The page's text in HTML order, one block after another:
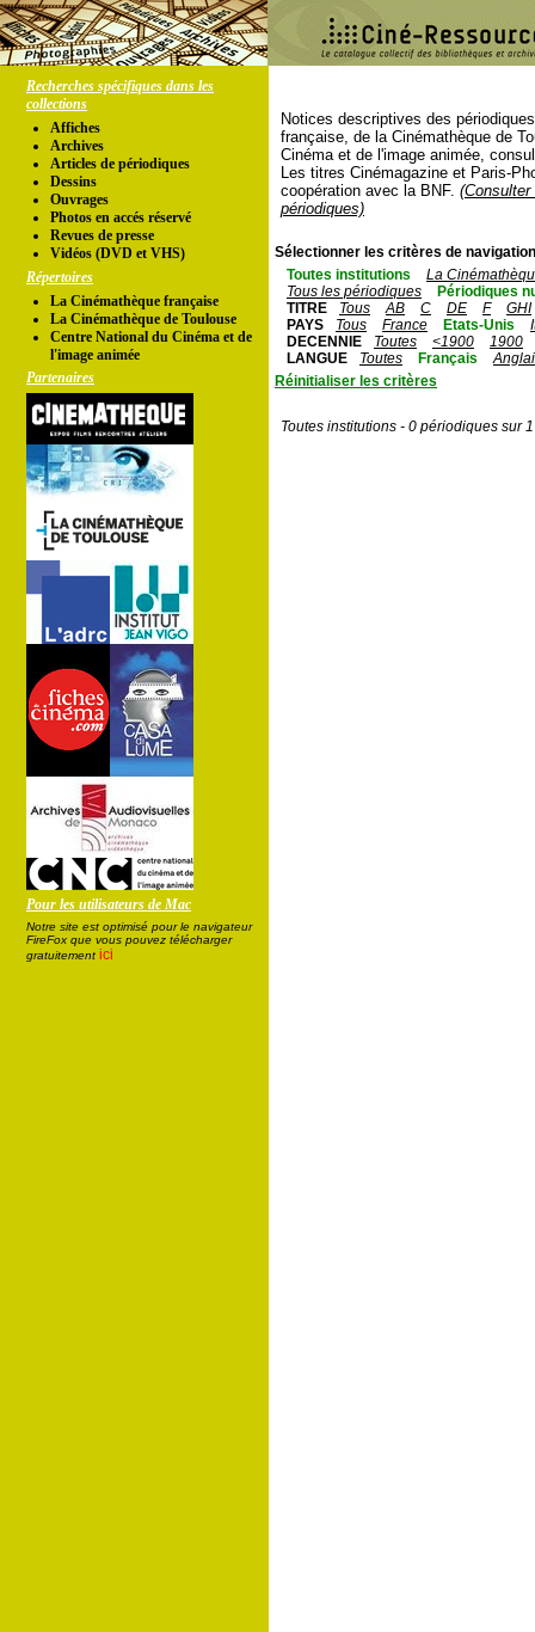
Recherches spécifiques dans les
collections
Affiches
Archives
Articles de périodiques
Dessins
Ouvrages
Photos en accés réservé
Revues de presse
Vidéos (DVD et VHS)
Répertoires
La Cinémathèque française
La Cinémathèque de Toulouse
Centre National du Cinéma et de
l'image animée
Partenaires
Pour les utilisateurs de Mac
Notre site est optimisé pour le navigateur
FireFox que vous pouvez télécharger
gratuitement ici
Notices descriptives des
française, de la Cinémathèque de
Cinéma et de l'image animée,
Les titres Cinémagazine et Paris-
coopération avec la BNF.
périodiques)
Sélectionner les critères de
Toutes institutions
La
Tous les périodiques
Périodiques
TITRE
Tous AB C DE F
GHI
PAYS
Tous France Etats-Unis
DECENNIE
Toutes <1900
1900
LANGUE
Toutes Français
Réinitialiser les critères
Toutes institutions - 0 périodiques sur